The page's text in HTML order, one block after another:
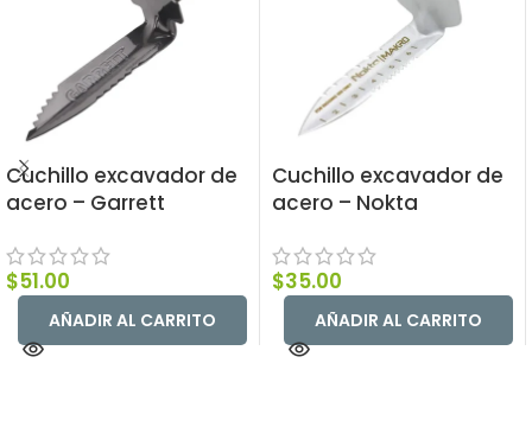
Cuchillo excavador de
acero – Garrett
$51.00
AÑADIR AL CARRITO
Cuchillo excavador de
acero – Nokta
$35.00
AÑADIR AL CARRITO